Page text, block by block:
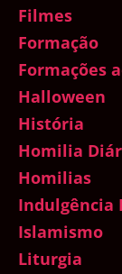
Filmes
Formação
Formações
Halloween
História
Homilia
Homilias
Indulgência
Islamismo
Liturgia